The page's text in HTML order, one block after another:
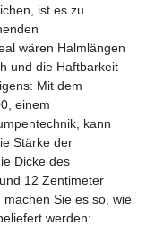
ist es zu
wären Halmlängen
und die Haftbarkeit
Mit dem
einem
kann
Stärke der
Dicke des
12 Zentimeter
Sie es so, wie
werden: